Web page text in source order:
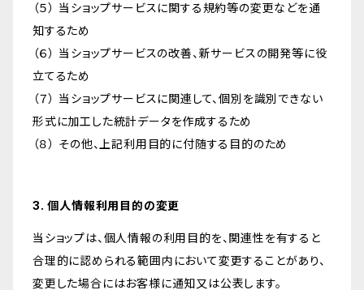
（５） 当ショップサービスに関する規約等の変更などを通
知するため
（６） 当ショップサービスの改善、新サービスの開発等に役
立てるため
（７） 当ショップサービスに関連して、個別を識別できない
形式に加工した統計データを作成するため
（８） その他、上記利用目的に付随する目的のため
3. 個人情報利用目的の変更
当ショップは、個人情報の利用目的を、関連性を有すると
合理的に認められる範囲内において変更することがあり、
変更した場合にはお客様に通知又は公表します。